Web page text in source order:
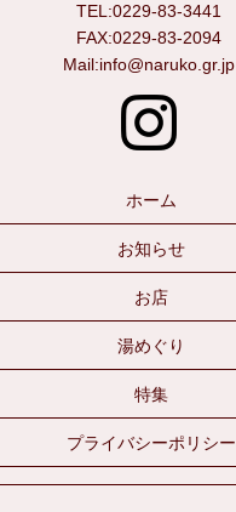
TEL:0229-83-3441
FAX:0229-83-2094
Mail:info@naruko.gr.jp
ホーム
お知らせ
お店
湯めぐり
特集
プライバシーポリシー